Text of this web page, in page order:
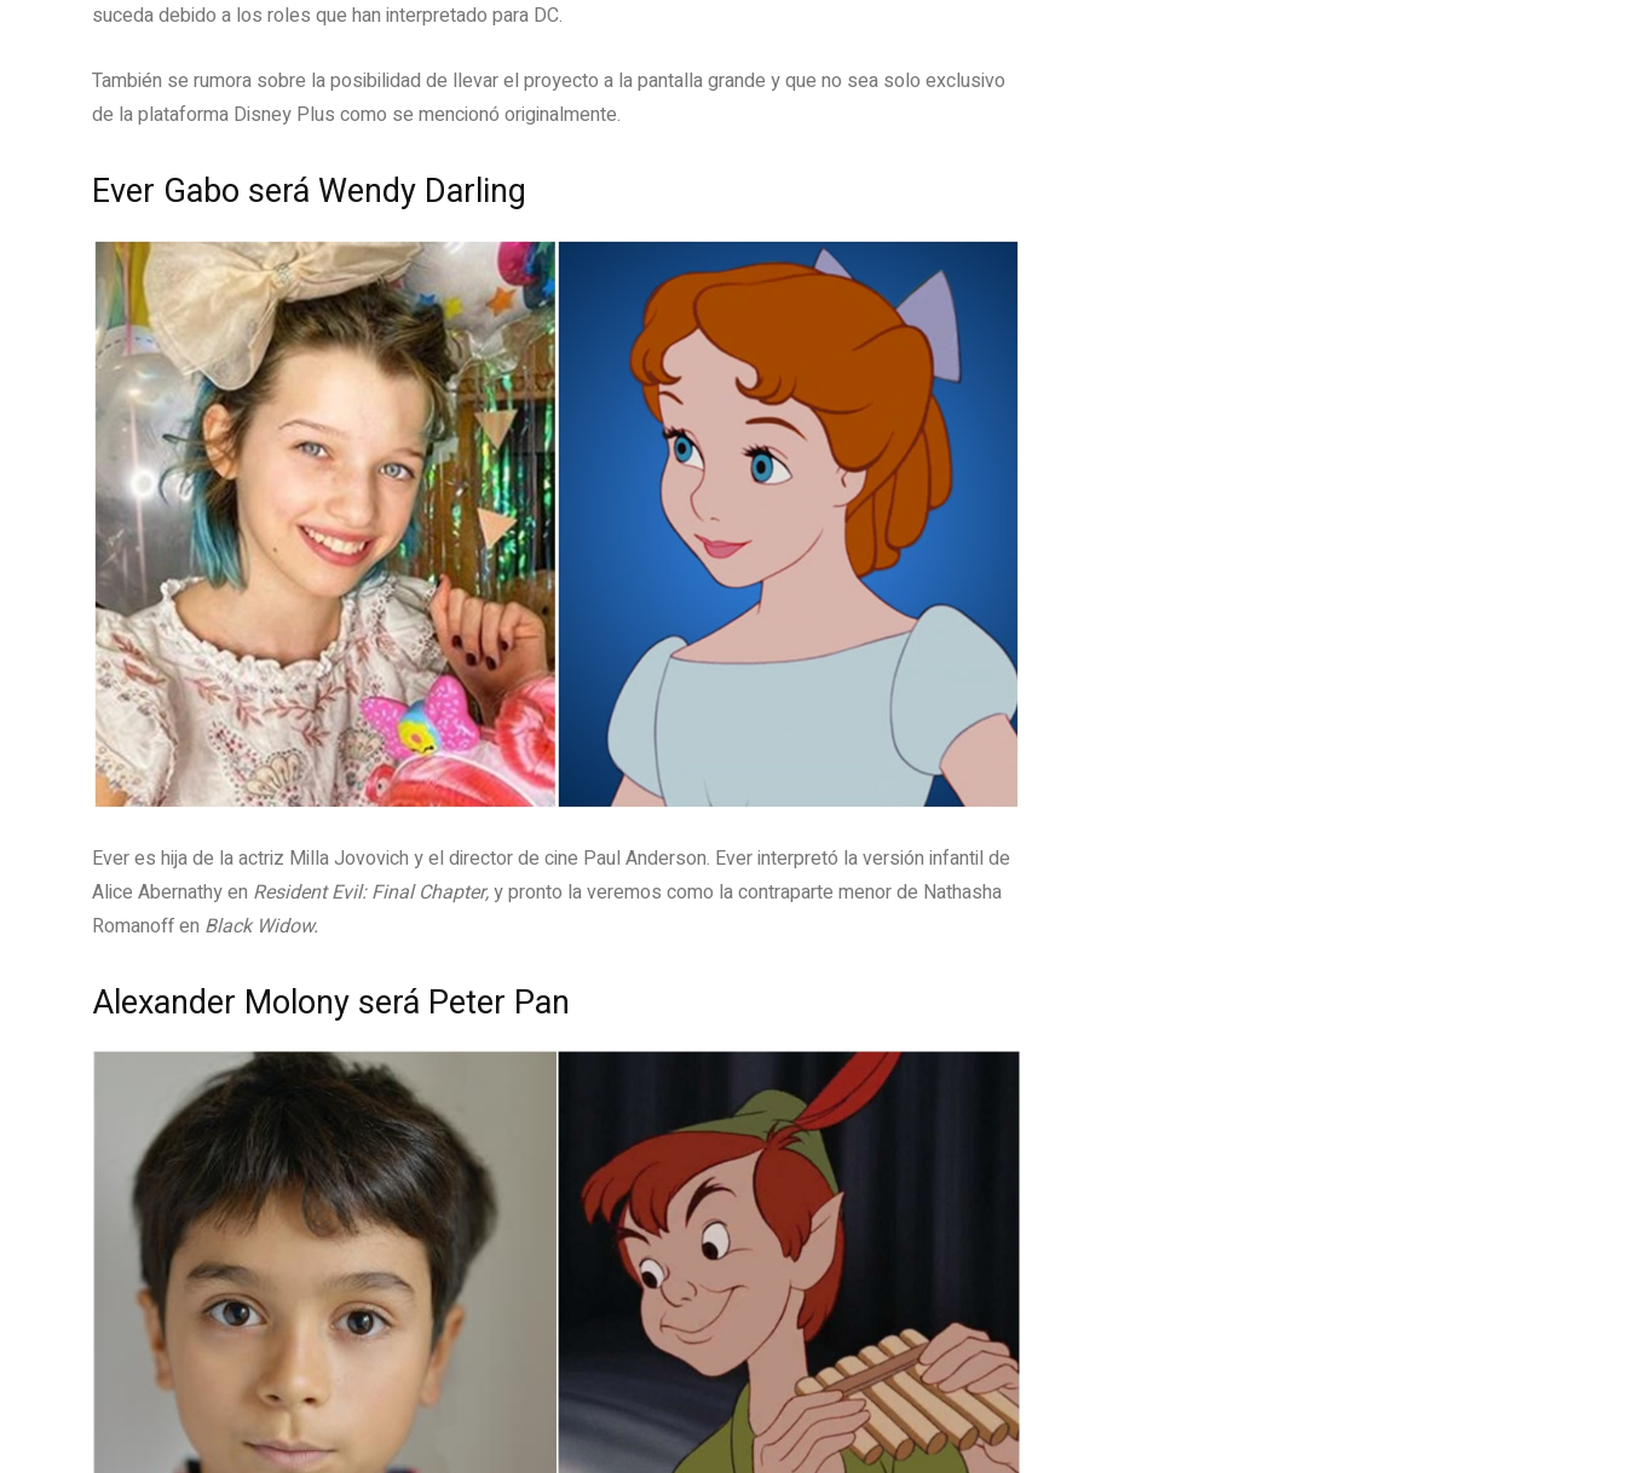
suceda debido a los roles que han interpretado para DC.
También se rumora sobre la posibilidad de llevar el proyecto a la pantalla grande y que no sea solo exclusivo
de la plataforma Disney Plus como se mencionó originalmente.
Ever Gabo será Wendy Darling
Ever es hija de la actriz Milla Jovovich y el director de cine Paul Anderson. Ever interpretó la versión infantil de
Alice Abernathy en Resident Evil: Final Chapter,y pronto la veremos como la contraparte menor de Nathasha
Romanoff en Black Widow.
Alexander Molony será Peter Pan